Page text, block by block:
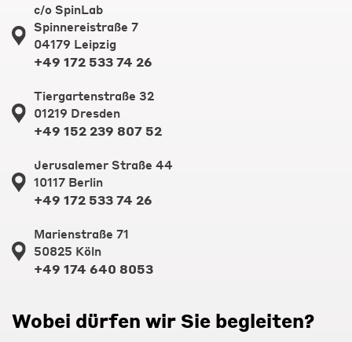
c/o SpinLab
Spinnereistraße 7
04179 Leipzig
+49 172 533 74 26
Tiergartenstraße 32
01219 Dresden
+49 152 239 807 52
Jerusalemer Straße 44
10117 Berlin
+49 172 533 74 26
Marienstraße 71
50825 Köln
+49 174 640 8053
Wobei dürfen wir Sie begleiten?